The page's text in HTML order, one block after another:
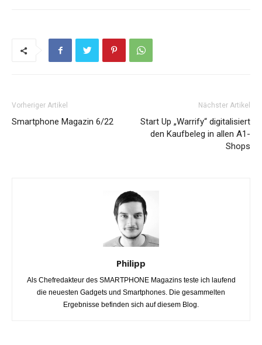
Vorheriger Artikel
Smartphone Magazin 6/22
Nächster Artikel
Start Up „Warrify“ digitalisiert
den Kaufbeleg in allen A1-
Shops
Philipp
Als Chefredakteur des SMARTPHONE Magazins teste ich laufend
die neuesten Gadgets und Smartphones. Die gesammelten
Ergebnisse befinden sich auf diesem Blog.